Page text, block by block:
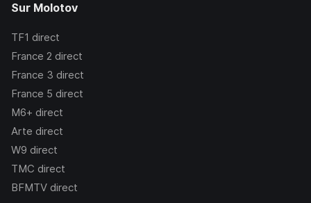
Sur Molotov
TF1 direct
France 2 direct
France 3 direct
France 5 direct
M6+ direct
Arte direct
W9 direct
TMC direct
BFMTV direct